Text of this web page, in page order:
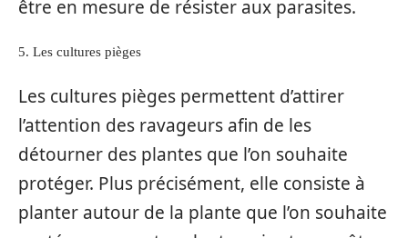
être en mesure de résister aux parasites.
5. Les cultures pièges
Les cultures pièges permettent d’attirer
l’attention des ravageurs afin de les
détourner des plantes que l’on souhaite
protéger. Plus précisément, elle consiste à
planter autour de la plante que l’on souhaite